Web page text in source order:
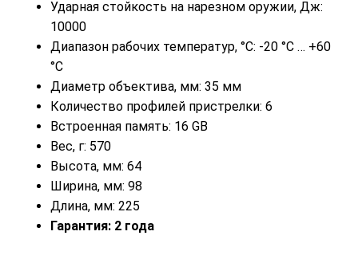
Ударная стойкость на нарезном оружии, Дж:
10000
Диапазон рабочих температур, °C: -20 °C … +60
°C
Диаметр объектива, мм: 35 мм
Количество профилей пристрелки: 6
Встроенная память: 16 GB
Вес, г: 570
Высота, мм: 64
Ширина, мм: 98
Длина, мм: 225
Гарантия: 2 года